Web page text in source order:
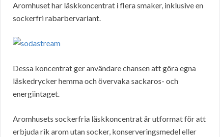
Aromhuset har läskkoncentrat i flera smaker, inklusive en
sockerfri rabarbervariant.
Dessa koncentrat ger användare chansen att göra egna
läskedrycker hemma och övervaka sackaros- och
energiintaget.
Aromhusets sockerfria läskkoncentrat är utformat för att
erbjuda rik arom utan socker, konserveringsmedel eller